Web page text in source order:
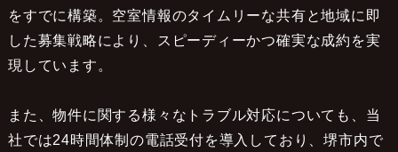
をすでに構築。空室情報のタイムリーな共有と地域に即
した募集戦略により、スピーディーかつ確実な成約を実
現しています。
また、物件に関する様々なトラブル対応についても、当
社では24時間体制の電話受付を導入しており、堺市内で